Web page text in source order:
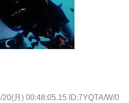
20(月) 00:48:05.15 ID:7YQTA/W/0